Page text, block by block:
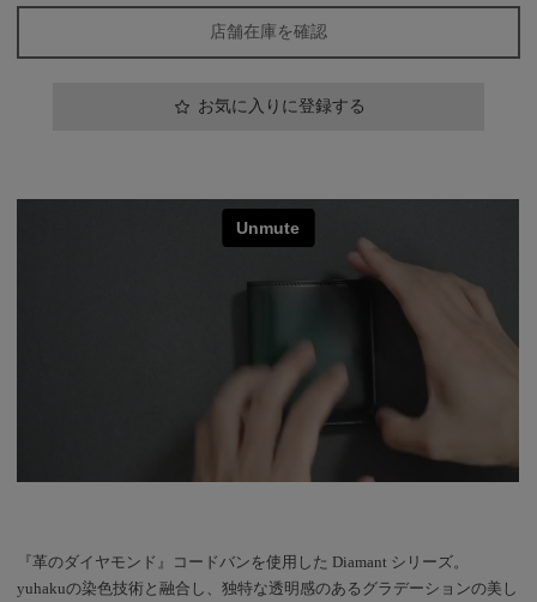
店舗在庫を確認
お気に入りに登録する
『革のダイヤモンド』コードバンを使用した Diamant シリーズ。
yuhakuの染色技術と融合し、独特な透明感のあるグラデーションの美し